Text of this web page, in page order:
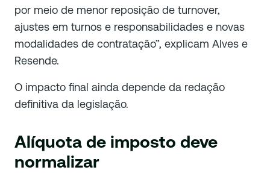
por meio de menor reposição de turnover,
ajustes em turnos e responsabilidades e novas
modalidades de contratação”, explicam Alves e
Resende.
O impacto final ainda depende da redação
definitiva da legislação.
Alíquota de imposto deve
normalizar